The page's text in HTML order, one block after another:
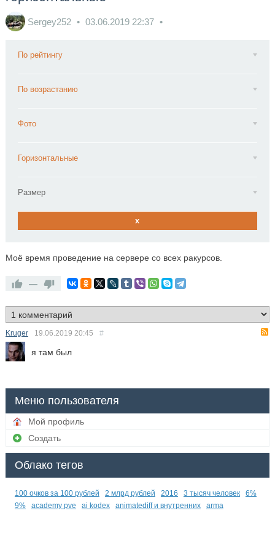
Sergey252 03.06.2019 22:37
По рейтингу
По возрастанию
Фото
Горизонтальные
Размер
x
Моё время проведение на сервере со всех ракурсов.
—
Kruger 19.06.2019 20:45 #
я там был
Меню пользователя
Мой профиль
Создать
Облако тегов
100 очков за 100 рублей 2 млрд рублей 2016 3 тысяч человек
6%
9%
academy pve ai kodex animatediff и внутренних arma